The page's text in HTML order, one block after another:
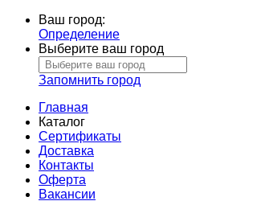
Ваш город:
Определение
Выберите ваш город
Запомнить город
Главная
Каталог
Сертификаты
Доставка
Контакты
Оферта
Вакансии